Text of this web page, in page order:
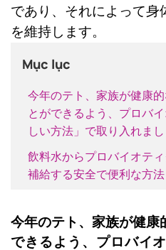
であり、それによって身
を維持します。
Mục lục
今年のテト、家族が健康
とができるよう、プロバ
しい方法」で取り入れまし
飲料水からプロバイオテ
補給する安全で便利な方法
今年のテト、家族が健康
できるよう、プロバイ